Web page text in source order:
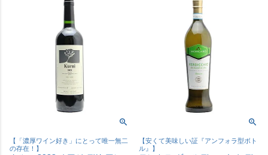
【「濃厚ワイン好き」にとって唯一無二
の存在！】
【安くて美味しい証『アンフォラ型ボト
ル』】